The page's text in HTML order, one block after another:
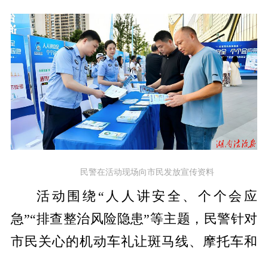
民警在活动现场向市民发放宣传资料
活动围绕“人人讲安全、个个会应
急”“排查整治风险隐患”等主题，民警针对
市民关心的机动车礼让斑马线、摩托车和